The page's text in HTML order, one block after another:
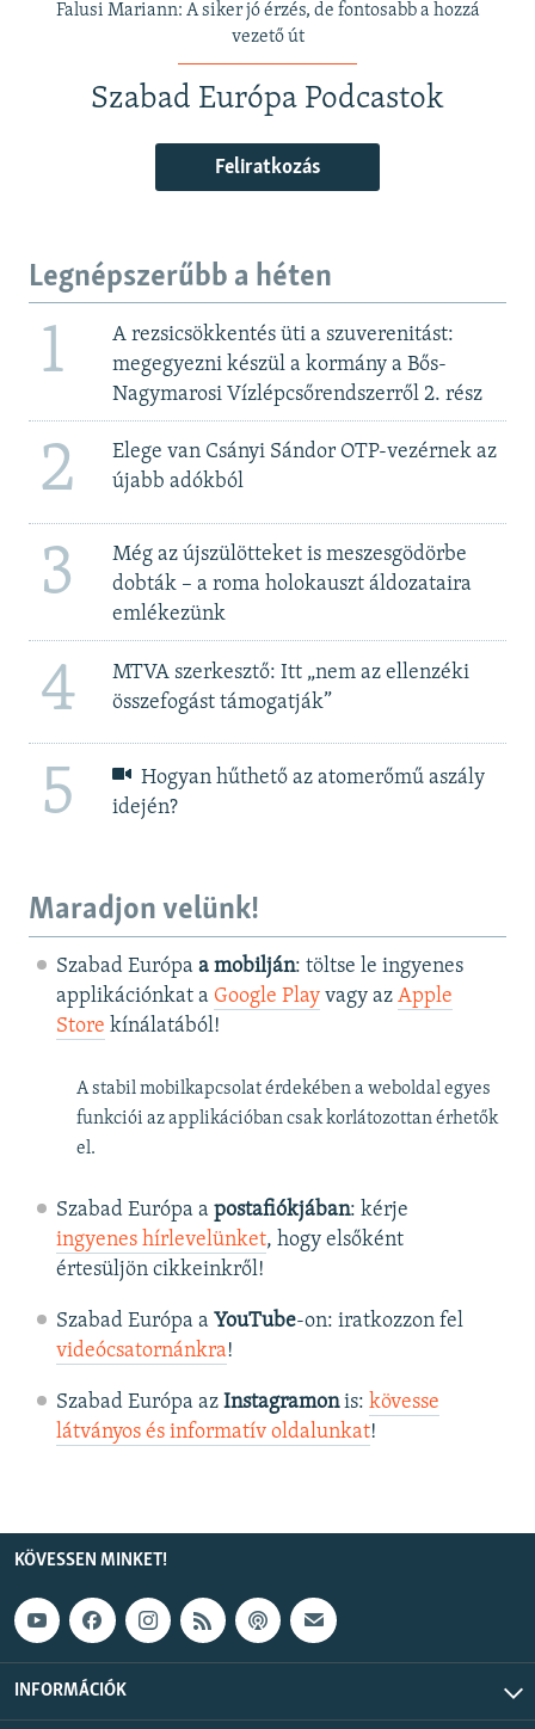
Falusi Mariann: A siker jó érzés, de fontosabb a hozzá
vezető út
Szabad Európa Podcastok
Feliratkozás
Legnépszerűbb a héten
1
A rezsicsökkentés üti a szuverenitást:
megegyezni készül a kormány a Bős-
Nagymarosi Vízlépcsőrendszerről 2. rész
2
Elege van Csányi Sándor OTP-vezérnek az
újabb adókból
3
Még az újszülötteket is meszesgödörbe
dobták – a roma holokauszt áldozataira
emlékezünk
4
MTVA szerkesztő: Itt „nem az ellenzéki
összefogást támogatják”
5
Hogyan hűthető az atomerőmű aszály
idején?
Maradjon velünk!
Szabad Európa a mobilján: töltse le ingyenes
applikációnkat a Google Playvagy az Apple
Store kínálatából!
A stabil mobilkapcsolat érdekében a weboldal egyes
funkciói az applikációban csak korlátozottan érhetők
el.
Szabad Európa a postafiókjában: kérje
ingyenes hírlevelünket, hogy elsőként
értesüljön cikkeinkről!
Szabad Európa a YouTube-on: iratkozzon fel
videócsatornánkra!
Szabad Európa az Instagramonis: kövesse
látványos és informatív oldalunkat! ​
KÖVESSEN MINKET!
INFORMÁCIÓK